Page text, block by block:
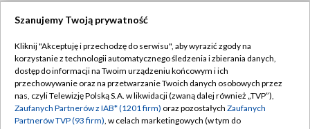
TVP
Abonament TVP
Emisja w TVP
Regulamin TVP
Polityka prywatności
Szanujemy Twoją prywatność
Kliknij "Akceptuję i przechodzę do serwisu", aby wyrazić zgody na
korzystanie z technologii automatycznego śledzenia i zbierania danych,
dostęp do informacji na Twoim urządzeniu końcowym i ich
przechowywanie oraz na przetwarzanie Twoich danych osobowych przez
nas, czyli Telewizję Polską S.A. w likwidacji (zwaną dalej również „TVP”),
Zaufanych Partnerów z IAB* (1201 firm) oraz pozostałych Zaufanych
Partnerów TVP (93 firm), w celach marketingowych (w tym do